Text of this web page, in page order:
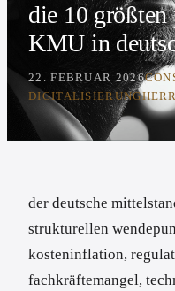
die 10
KMU in
22. FEBRUAR 2026
DIGITALISIERUNG
der deutsche
strukturellen
kosteninflation,
fachkräftemangel,